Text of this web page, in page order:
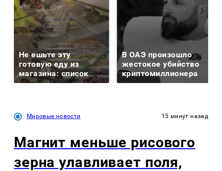
Не ешьте эту
готовую еду из
магазина: список
В ОАЭ произошло
жестокое убийство
криптомиллионера
Мировые новости 15 минут назад
Магнит меньше рисового
зерна улавливает поля,